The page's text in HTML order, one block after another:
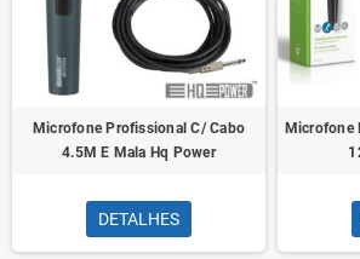
Microfone Profissional C/ Cabo
4.5M E Mala Hq Power
DETALHES
Microfone